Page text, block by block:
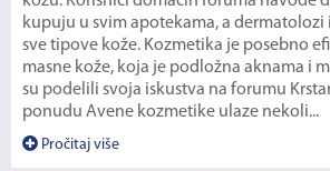
kupuju u svim apotekama, a dermatolozi
sve tipove kože. Kozmetika je posebno
masne kože, koja je podložna aknama i
su podelili svoja iskustva na forumu
ponudu Avene kozmetike ulaze nekoli...
Pročitaj više